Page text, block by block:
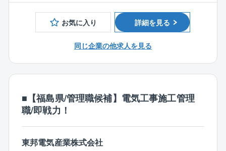
未経験の方でも徐々に知識を身につけて、ご活躍いた
だくことができます◎
◎先輩社員とともに、弊社と長年お取引のある大手メ
ーカー様の工場にて、設備工事の施工管理をお任せし
ます。
◎発注元との打ち合わせ：発注元担当者と工事に関し
ての計画立て
◎施工準備：工事に必要な資材の調達、協力会社との
お気に入り 詳細を見る
同じ企業の他求人を見る
■【福島県/管理職候補】電気工事施工管理
職/即戦力！
東邦電気産業株式会社